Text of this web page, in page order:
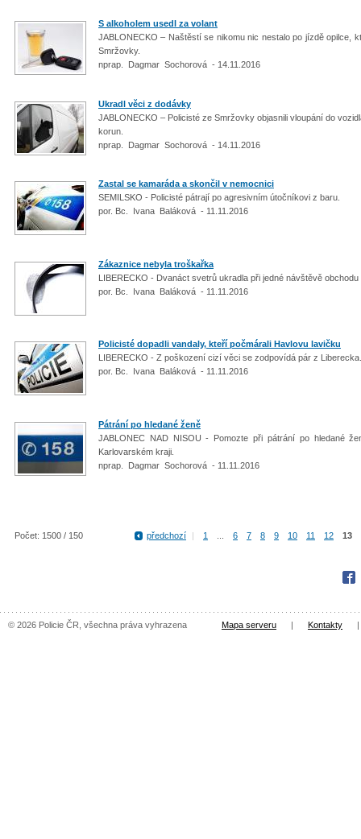
S alkoholem usedl za volant
JABLONECKO – Naštěstí se nikomu nic nestalo po jízdě opilce,
Smržovky.
nprap. Dagmar Sochorová - 14.11.2016
Ukradl věci z dodávky
JABLONECKO – Policisté ze Smržovky objasnili vloupání do
korun.
nprap. Dagmar Sochorová - 14.11.2016
Zastal se kamaráda a skončil v nemocnici
SEMILSKO - Policisté pátrají po agresivním útočníkovi z baru.
por. Bc. Ivana Baláková - 11.11.2016
Zákaznice nebyla troškařka
LIBERECKO - Dvanáct svetrů ukradla při jedné návštěvě
por. Bc. Ivana Baláková - 11.11.2016
Policisté dopadli vandaly, kteří počmárali Havlovu lavičku
LIBERECKO - Z poškození cizí věci se zodpovídá pár z
por. Bc. Ivana Baláková - 11.11.2016
Pátrání po hledané ženě
JABLONEC NAD NISOU - Pomozte při pátrání po hledané
Karlovarském kraji.
nprap. Dagmar Sochorová - 11.11.2016
Počet: 1500 / 150 předchozí | 1 6 7 8 9 10 11 12 13
© 2026 Policie ČR, všechna práva vyhrazena Mapa serveru | Kontakty |